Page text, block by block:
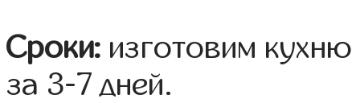
Сроки: изготовим
за 3-7 дней.